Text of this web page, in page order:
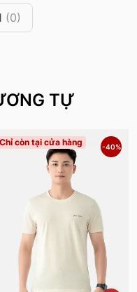
(0)
TỰ
Chỉ còn tại cửa hàng -40%